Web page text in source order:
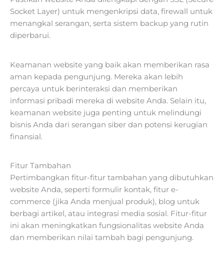
Socket Layer) untuk mengenkripsi data, firewall untuk
menangkal serangan, serta sistem backup yang rutin
diperbarui.
Keamanan website yang baik akan memberikan rasa
aman kepada pengunjung. Mereka akan lebih
percaya untuk berinteraksi dan memberikan
informasi pribadi mereka di website Anda. Selain itu,
keamanan website juga penting untuk melindungi
bisnis Anda dari serangan siber dan potensi kerugian
finansial.
Fitur Tambahan
Pertimbangkan fitur-fitur tambahan yang dibutuhkan
website Anda, seperti formulir kontak, fitur e-
commerce (jika Anda menjual produk), blog untuk
berbagi artikel, atau integrasi media sosial. Fitur-fitur
ini akan meningkatkan fungsionalitas website Anda
dan memberikan nilai tambah bagi pengunjung.